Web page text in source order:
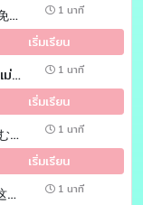
- EP.05 (CN) 外国人能为父母获得税收减免吗？Tax EZ laoshi 1 นาที
เริ่มเรียน
- EP.05 (TH) ชาวต่างชาติ หักลดหย่อนพ่อเเม่ได้หรือไม่? Tax EZ sensei 1 นาที
เริ่มเรียน
- EP.05 (JP) 外国籍納税者は、 外国に住む両親を扶養控除の対象にできる？ Tax EZ sensei 1 นาที
เริ่มเรียน
- EP.04 (CN) “母公司支付员工的住宿费 这是否属于禁止费用吗？” Tax EZ laoshi 1 นาที